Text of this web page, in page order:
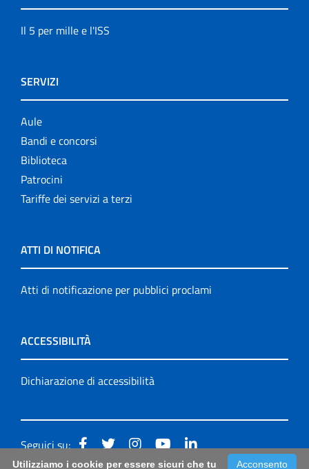
Il 5 per mille e l'ISS
SERVIZI
Aule
Bandi e concorsi
Biblioteca
Patrocini
Tariffe dei servizi a terzi
ATTI DI NOTIFICA
Atti di notificazione per pubblici proclami
ACCESSIBILITÀ
Dichiarazione di accessibilità
Seguici su:
Acconsento
Utilizziamo i cookie per essere sicuri che tu